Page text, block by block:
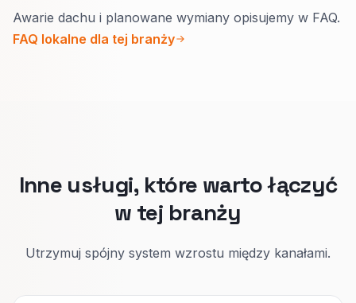
Po burzy liczy się szybki kontakt i dowód, że
rozumiecie szkody z polisy.
Awarie dachu i planowane wymiany opisujemy w FAQ.
FAQ lokalne dla tej branży
Inne usługi, które warto łączyć
w tej branży
Utrzymuj spójny system wzrostu między kanałami.